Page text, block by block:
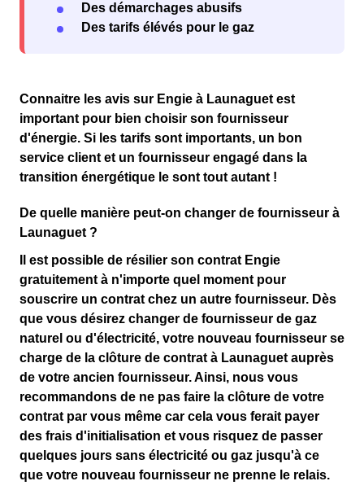
Des démarchages abusifs
Des tarifs élévés pour le gaz
Connaitre les avis sur Engie à Launaguet est
important pour bien choisir son fournisseur
d'énergie. Si les tarifs sont importants, un bon
service client et un fournisseur engagé dans la
transition énergétique le sont tout autant !
De quelle manière peut-on changer de fournisseur à
Launaguet ?
Il est possible de résilier son contrat Engie
gratuitement à n'importe quel moment pour
souscrire un contrat chez un autre fournisseur. Dès
que vous désirez changer de fournisseur de gaz
naturel ou d'électricité, votre nouveau fournisseur se
charge de la clôture de contrat à Launaguet auprès
de votre ancien fournisseur. Ainsi, nous vous
recommandons de ne pas faire la clôture de votre
contrat par vous même car cela vous ferait payer
des frais d'initialisation et vous risquez de passer
quelques jours sans électricité ou gaz jusqu'à ce
que votre nouveau fournisseur ne prenne le relais.